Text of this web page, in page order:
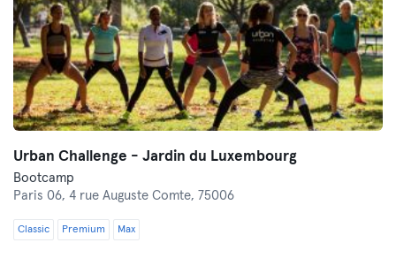
Urban Challenge - Jardin du Luxembourg
Bootcamp
Paris 06, 4 rue Auguste Comte, 75006
Classic Premium Max